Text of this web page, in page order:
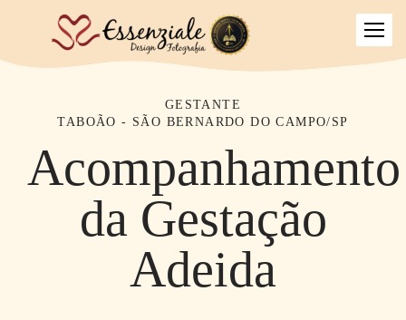
GESTANTE
TABOÃO - SÃO BERNARDO DO CAMPO/SP
Acompanhamento
da Gestação
Adeida